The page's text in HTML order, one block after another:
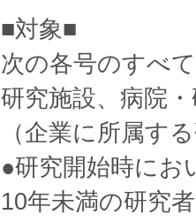
■対象■
次の各号のすべ
研究施設、病院
（企業に所属す
●研究開始時にお
10年未満の研究